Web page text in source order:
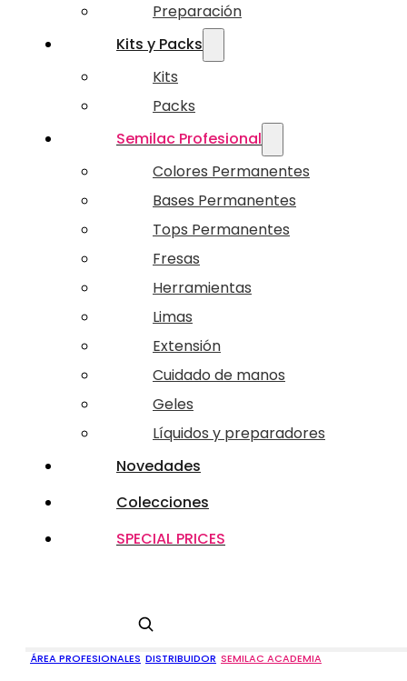
Preparación
Kits y Packs
Kits
Packs
Semilac Profesional
Colores Permanentes
Bases Permanentes
Tops Permanentes
Fresas
Herramientas
Limas
Extensión
Cuidado de manos
Geles
Líquidos y preparadores
Novedades
Colecciones
SPECIAL PRICES
ÁREA PROFESIONALES DISTRIBUIDOR SEMILAC ACADEMIA